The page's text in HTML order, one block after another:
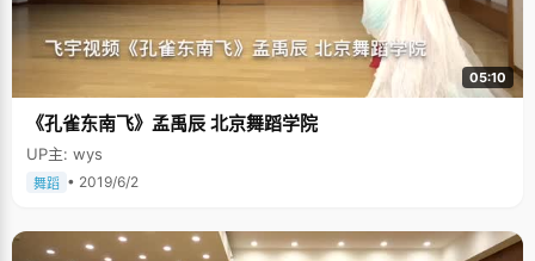
05:10
《孔雀东南飞》孟禹辰 北京舞蹈学院
UP主: wys
舞蹈 • 2019/6/2